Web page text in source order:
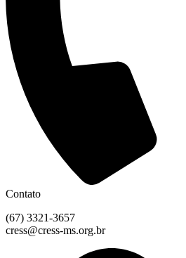
Contato
(67) 3321-3657
cress@cress-ms.org.br